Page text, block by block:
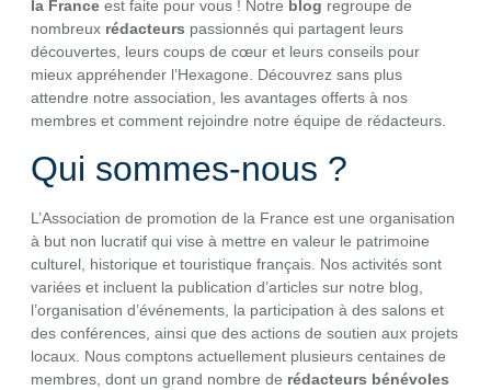
la France est faite pour vous ! Notre blog regroupe de
nombreux rédacteurs passionnés qui partagent leurs
découvertes, leurs coups de cœur et leurs conseils pour
mieux appréhender l’Hexagone. Découvrez sans plus
attendre notre association, les avantages offerts à nos
membres et comment rejoindre notre équipe de rédacteurs.
Qui sommes-nous ?
L’Association de promotion de la France est une organisation
à but non lucratif qui vise à mettre en valeur le patrimoine
culturel, historique et touristique français. Nos activités sont
variées et incluent la publication d’articles sur notre blog,
l’organisation d’événements, la participation à des salons et
des conférences, ainsi que des actions de soutien aux projets
locaux. Nous comptons actuellement plusieurs centaines de
membres, dont un grand nombre de rédacteurs bénévoles